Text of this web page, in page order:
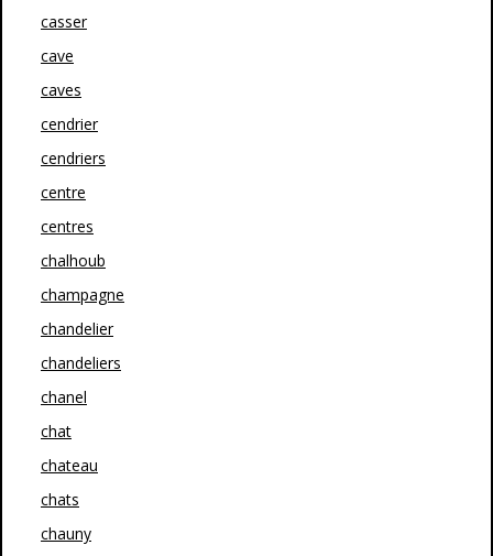
casser
cave
caves
cendrier
cendriers
centre
centres
chalhoub
champagne
chandelier
chandeliers
chanel
chat
chateau
chats
chauny